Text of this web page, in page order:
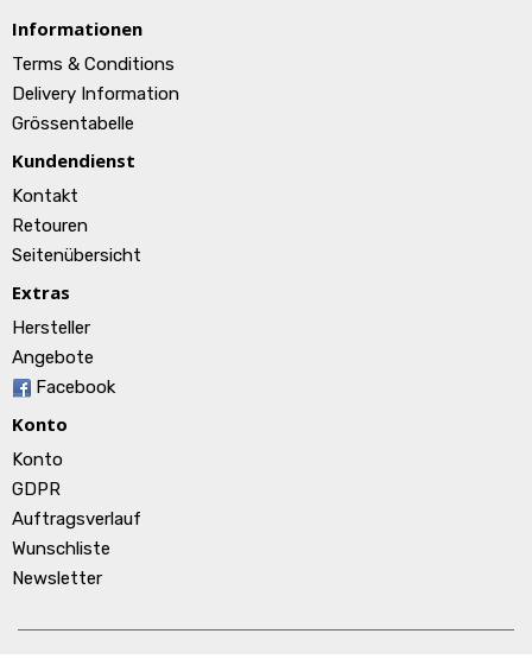
Informationen
Terms & Conditions
Delivery Information
Grössentabelle
Kundendienst
Kontakt
Retouren
Seitenübersicht
Extras
Hersteller
Angebote
Facebook
Konto
Konto
GDPR
Auftragsverlauf
Wunschliste
Newsletter